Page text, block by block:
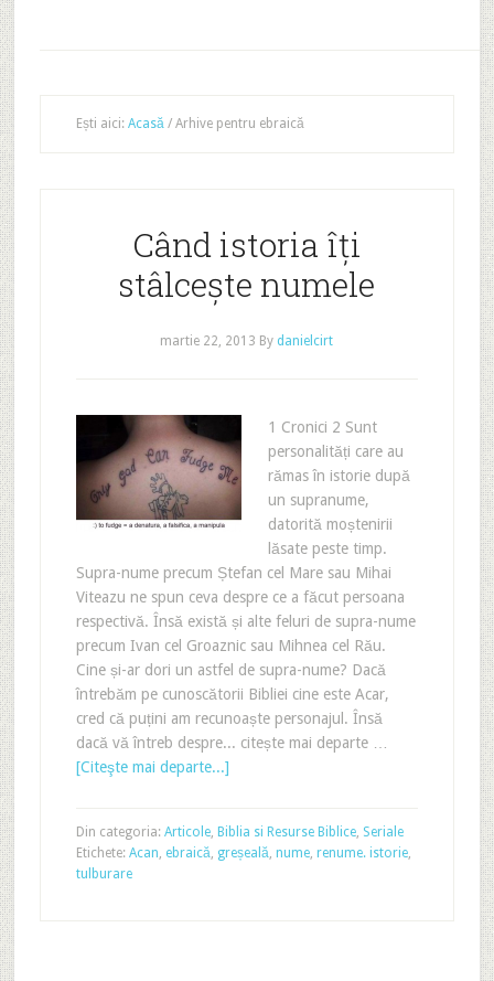
Ești aici: Acasă /Arhive pentru ebraică
Când istoria îți
stâlcește numele
martie 22, 2013 By danielcirt
1 Cronici 2 Sunt
personalități care au
rămas în istorie după
un supranume,
datorită moștenirii
lăsate peste timp.
Supra-nume precum Ștefan cel Mare sau Mihai
Viteazu ne spun ceva despre ce a făcut persoana
respectivă. Însă există și alte feluri de supra-nume
precum Ivan cel Groaznic sau Mihnea cel Rău.
Cine și-ar dori un astfel de supra-nume? Dacă
întrebăm pe cunoscătorii Bibliei cine este Acar,
cred că puțini am recunoaște personajul. Însă
dacă vă întreb despre... citește mai departe …
[Citeşte mai departe...]
Din categoria: Articole, Biblia si Resurse Biblice, Seriale
Etichete: Acan, ebraică, greșeală, nume, renume. istorie,
tulburare